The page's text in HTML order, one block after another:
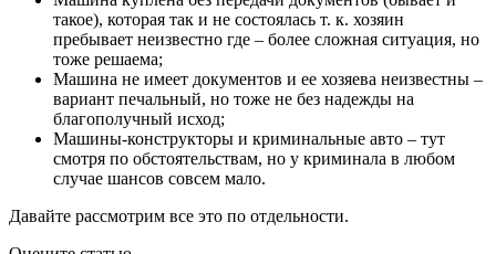
такое), которая так и не состоялась т. к. хозяин
пребывает неизвестно где – более сложная ситуация, но
тоже решаема;
Машина не имеет документов и ее хозяева неизвестны –
вариант печальный, но тоже не без надежды на
благополучный исход;
Машины-конструкторы и криминальные авто – тут
смотря по обстоятельствам, но у криминала в любом
случае шансов совсем мало.
Давайте рассмотрим все это по отдельности.